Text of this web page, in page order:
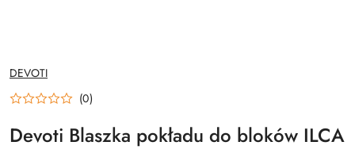
NAZWA
PRODUCENTA:
DEVOTI
(0)
Devoti Blaszka pokładu do bloków ILCA